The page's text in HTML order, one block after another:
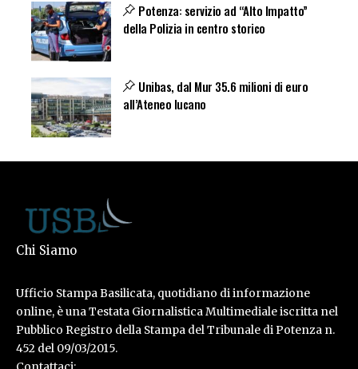
Potenza: servizio ad “Alto Impatto”
della Polizia in centro storico
Unibas, dal Mur 35.6 milioni di euro
all’Ateneo lucano
Chi Siamo
Ufficio Stampa Basilicata, quotidiano di informazione
online, è una Testata Giornalistica Multimediale iscritta nel
Pubblico Registro della Stampa del Tribunale di Potenza n.
452 del 09/03/2015.